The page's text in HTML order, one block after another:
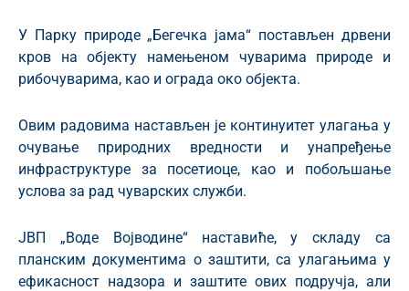
У Парку природе „Бегечка јама“ постављен дрвени
кров на објекту намењеном чуварима природе и
рибочуварима, као и ограда око објекта.
Овим радовима настављен је континуитет улагања у
очување природних вредности и унапређење
инфраструктуре за посетиоце, као и побољшање
услова за рад чуварских служби.
ЈВП „Воде Војводине“ наставиће, у складу са
планским документима о заштити, са улагањима у
ефикасност надзора и заштите ових подручја, али